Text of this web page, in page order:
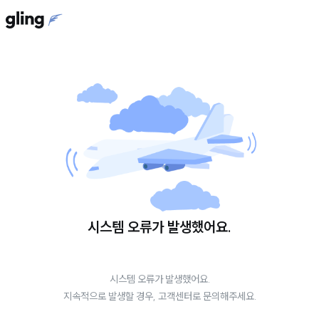
시스템 오류가 발생했어요.
시스템 오류가 발생했어요.
지속적으로 발생할 경우, 고객센터로 문의해주세요.